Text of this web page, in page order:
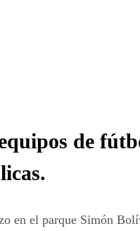
de
en el parque Simón